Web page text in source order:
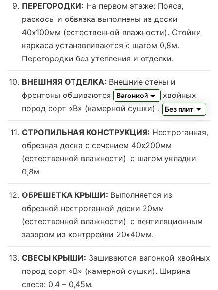
ПЕРЕГОРОДКИ: На первом этаже: Пояса,
раскосы и обвязка выполнены из доски
40х100мм (естественной влажности). Стойки
каркаса устанавливаются с шагом 0,8м.
Перегородки без утепления и отделки.
ВНЕШНЯЯ ОТДЕЛКА: Внешние стены и
фронтоны обшиваются
Вагонкой
хвойных
пород сорт «В» (камерной сушки) . Без плит
СТРОПИЛЬНАЯ КОНСТРУКЦИЯ: Нестроганная,
обрезная доска с сечением 40х200мм
(естественной влажности), с шагом укладки
0,8м.
ОБРЕШЕТКА КРЫШИ: Выполняется из
обрезной нестроганной доски 20мм
(естественной влажности), с вентиляционным
зазором из контррейки 20х40мм.
СВЕСЫ КРЫШИ: Зашиваются вагонкой хвойных
пород сорт «В» (камерной сушки). Ширина
свеса: 0,4 – 0,45м.